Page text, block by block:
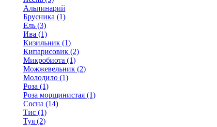
Альпинарий
Брусника (1)
Ель (3)
Ива (1)
Кизильник (1)
Кипарисовик (2)
Микробиота (1)
Можжевельник (2)
Молодило (1)
Роза (1)
Роза морщинистая (1)
Сосна (14)
Тис (1)
Туя (2)